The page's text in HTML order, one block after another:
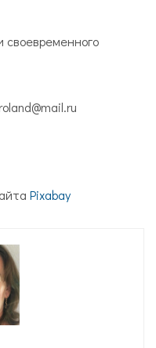
своевременного
Pixabay